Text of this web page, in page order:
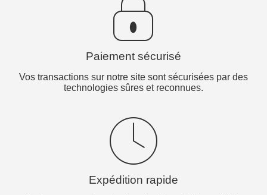
Paiement sécurisé
Vos transactions sur notre site sont sécurisées par des
technologies sûres et reconnues.
Expédition rapide